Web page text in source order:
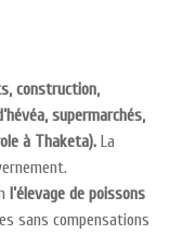
construction,
supermarchés,
à Thaketa). La
l’élevage de poissons
sans compensations